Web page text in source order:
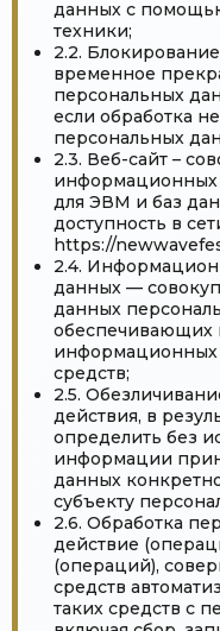
данных с
техники;
2.2.
временное
персональных
если обработка
персональных
2.3. Веб-сайт –
информационных
для ЭВМ и баз
доступность в
https://
2.4.
данных —
данных
обеспечивающих
информационных
средств;
2.5.
действия, в
определить без
информации
данных
субъекту
2.6. Обработка
действие
(операций),
средств
таких средств с